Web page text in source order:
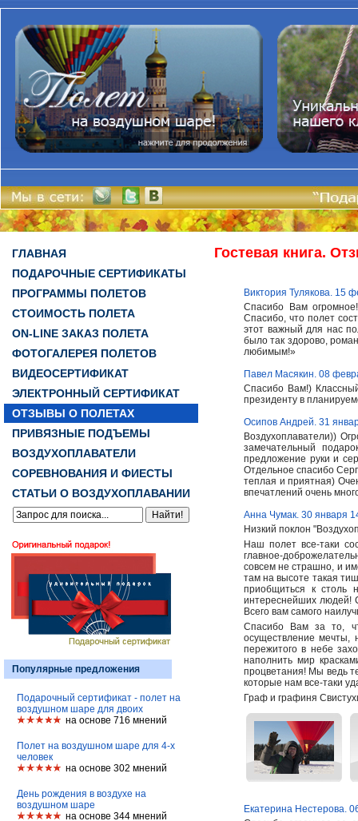
ГЛАВНАЯ
ПОДАРОЧНЫЕ СЕРТИФИКАТЫ
ПРОГРАММЫ ПОЛЕТОВ
СТОИМОСТЬ ПОЛЕТА
ON-LINE ЗАКАЗ ПОЛЕТА
ФОТОГАЛЕРЕЯ ПОЛЕТОВ
ВИДЕОСЕРТИФИКАТ
ЭЛЕКТРОННЫЙ СЕРТИФИКАТ
ОТЗЫВЫ О ПОЛЕТАХ
ПРИВЯЗНЫЕ ПОДЪЕМЫ
ВОЗДУХОПЛАВАТЕЛИ
СОРЕВНОВАНИЯ И ФИЕСТЫ
СТАТЬИ О ВОЗДУХОПЛАВАНИИ
Популярные предложения
Подарочный сертификат - полет на
воздушном шаре для двоих
на основе 716 мнений
Полет на воздушном шаре для 4-х
человек
на основе 302 мнений
День рождения в воздухе на
воздушном шаре
на основе 344 мнений
Гостевая книга.
Виктория Тулякова. 15
Спасибо Вам
Спасибо, что полет
этот важный для нас
было так здорово,
любимым!»
Павел Масякин. 08
Спасибо Вам!)
президенту в
Осипов Андрей. 31
Воздухоплаватели))
замечательный
предложение руки и
Отдельное спасибо
теплая и приятная)
впечатлений очень
Анна Чумак. 30 января
Низкий поклон
Наш полет все-таки
главное-
совсем не страшно, и
там на высоте такая
приобщиться к столь
интереснейших людей!
Всего вам самого
Спасибо Вам за то,
осуществление мечты,
пережитого в небе
наполнить мир
процветания! Мы ведь
которые нам все-таки
Граф и графиня
Екатерина Нестерова.